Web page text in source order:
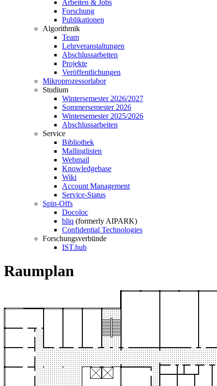
Arbeiten & Jobs
Forschung
Publikationen
Algorithmik
Team
Lehrveranstaltungen
Abschlussarbeiten
Projekte
Veröffentlichungen
Mikroprozessorlabor
Studium
Wintersemester 2026/2027
Sommersemester 2026
Wintersemester 2025/2026
Abschlussarbeiten
Service
Bibliothek
Mailinglisten
Webmail
Knowledgebase
Wiki
Account Management
Service-Status
Spin-Offs
Docoloc
bliq (formerly AIPARK)
Confidential Technologies
Forschungsverbünde
IST.hub
Raumplan